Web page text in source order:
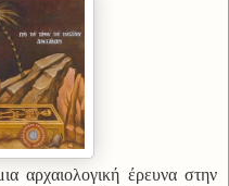
αρχαιολογική έρευνα στην